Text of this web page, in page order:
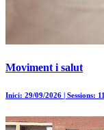
Moviment i salut
Inici: 29/09/2026 | Sessions: 11